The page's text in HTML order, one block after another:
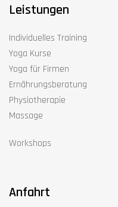
Leistungen
Individuelles Training
Yoga Kurse
Yoga für Firmen
Ernährungsberatung
Physiotherapie
Massage
Workshops
Anfahrt